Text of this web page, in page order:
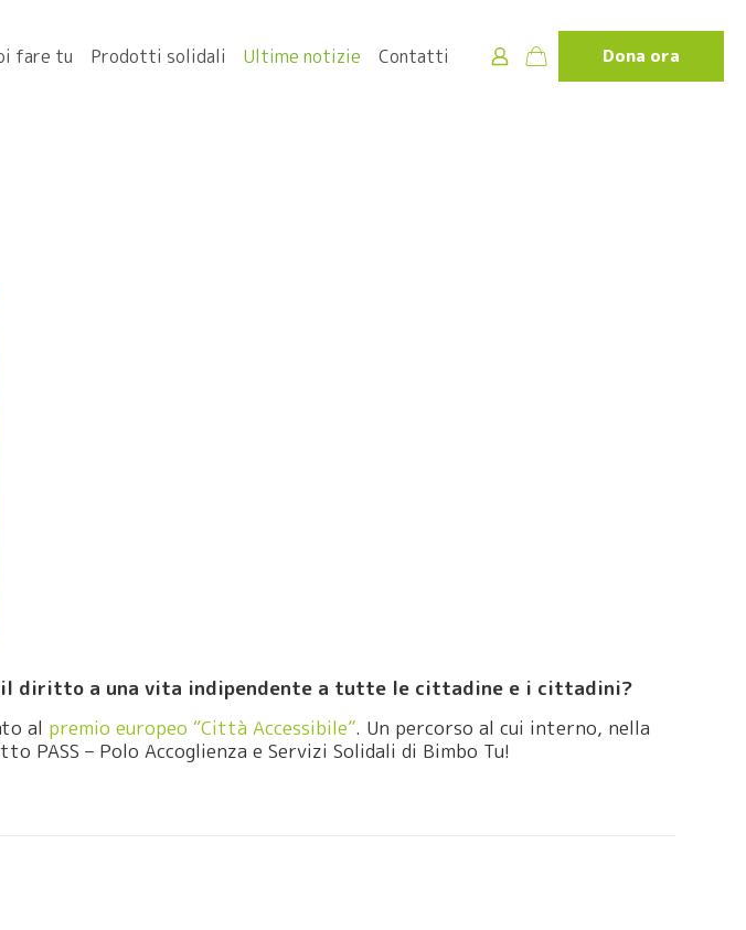
fare tu Prodotti solidali Ultime notizie Contatti Dona ora
il diritto a una vita indipendente a tutte le cittadine e i cittadini?
al premio europeo “Città Accessibile”. Un percorso al cui interno, nella
– Polo Accoglienza e Servizi Solidali di Bimbo Tu!